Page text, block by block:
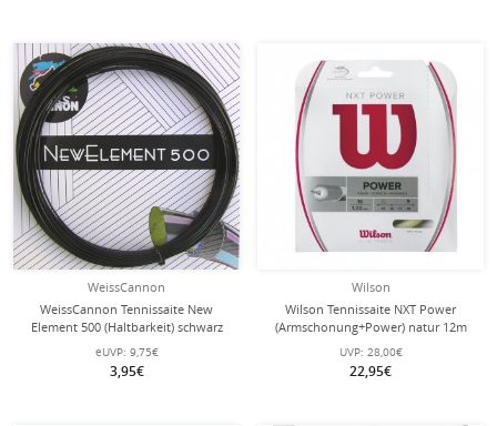
WeissCannon
WeissCannon Tennissaite New
Element 500 (Haltbarkeit) schwarz
12m Set
eUVP: 9,75€
3,95€
Wilson
Wilson Tennissaite NXT Power
(Armschonung+Power) natur 12m
Set
UVP: 28,00€
22,95€